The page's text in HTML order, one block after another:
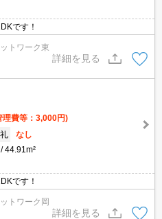
です！
トワーク東
詳細を見る
理費等：3,000円)
礼
なし
44.91m²
です！
トワーク岡
詳細を見る